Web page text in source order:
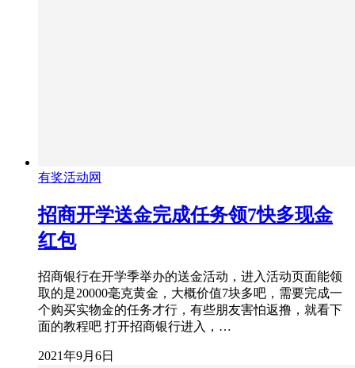
有奖活动网
招商开学送金完成任务领7快多现金
红包
招商银行在开学季举办的送金活动，进入活动页面能领
取的是20000毫克黄金，大概价值7块多吧，需要完成一
个购买实物金的任务才行，有些朋友害怕返撸，就看下
面的教程吧 打开招商银行进入，…
2021年9月6日